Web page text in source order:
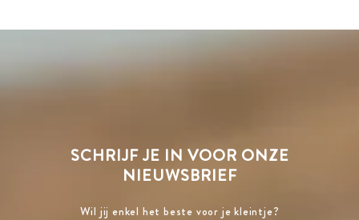
SCHRIJF JE IN VOOR ONZE
NIEUWSBRIEF
Wil jij enkel het beste voor je kleintje?